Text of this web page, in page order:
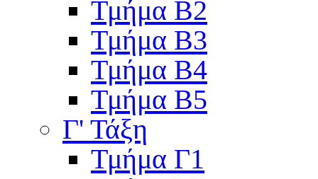
Τμήμα Β2
Τμήμα Β3
Τμήμα Β4
Τμήμα Β5
Γ' Τάξη
Τμήμα Γ1